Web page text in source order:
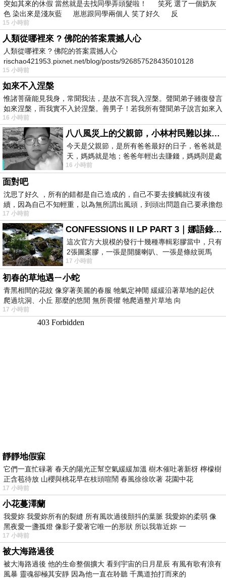
突如其來的休假 當然就是去找同學弄頭髮啦！ 笑死 選了一個奶灰
色 染出來是淺灰藍 崽崽跟同學兩個人 笑了好久 反
15 小時前
人類從哪裡來 ? 佛陀的答案震撼人心
人類從哪裡來 ? 佛陀的答案震撼人心
rischao421953.pixnet.net/blog/posts/926857528435010128
15 小時前
如來不入涅槃
惟諸菩薩能見我身，常聞我法，是故不言我入涅槃。聲聞弟子雖復發言
如來涅槃，而我實不入於涅槃。善男子！若我所有聲聞弟子說言如來入
16 小時前
八八風災上的父親節，小林村民難以抹滅的痛
今天是父親節，是所有爸爸最好的日子，爸爸就是
天，媽媽就是地；爸爸年輕出去賺錢，媽媽則是處
理家務，職業不分高低貴賤，只有人品才
16 小時前
面對吧
沈思了好久 ，所有的錯都是自己造成的，自己不要去接觸就沒有後
續，因為自己不知輕重，以為無所謂出風頭，到頭出問題自己要承擔怨
不
17 小時前
CONFESSIONS II LP PART 3｜娜語錄II LP PART 3
這次官方大規模的發行十幾種專輯彩膠當中，只有
2張圖案膠，一張是開腿喇叭、一張是條紋斑馬
版；目前官網上只剩澳洲商店AU STORE
17 小時前
初春的草地遇ㄧ小蛇
青黑相間的花紋 像穿著美麗的春服 牠氣定神閒 緩緩沿著草地的起伏
爬過坑洞、小丘 那麼的悠閒 無所畏懼 牠爬過整片草地 向
17 小時前
靜靜地假寐
它們一直忙碌著 春天的陽光正幫空氣緩緩加溫 樹木催吐著新枒 檸檬樹
正含苞待放 山櫻與桃花早在枝頭喧鬧 春風徐徐吹著 花園中花
17 小時前
小花蔓澤蘭
我愛妳 我愛妳所有的裂縫 所有風吹過後顫抖的葉脈 我愛妳的柔弱 像
黑夜愛一盞孤燈 像影子愛著它唯一的形狀 所以我靠近妳 一
17 小時前
被大海路過後
被大海路過後 他的生命整個擴大 看到宇宙的日月星辰 有風有歌有浪有
風暴 靈魂卻極其安靜 因為他一直在聆聽 千萬道拍打而來的